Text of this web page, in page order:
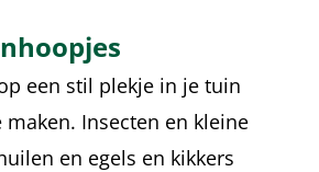
een stil plekje in je tuin
Insecten en kleine
en egels en kikkers